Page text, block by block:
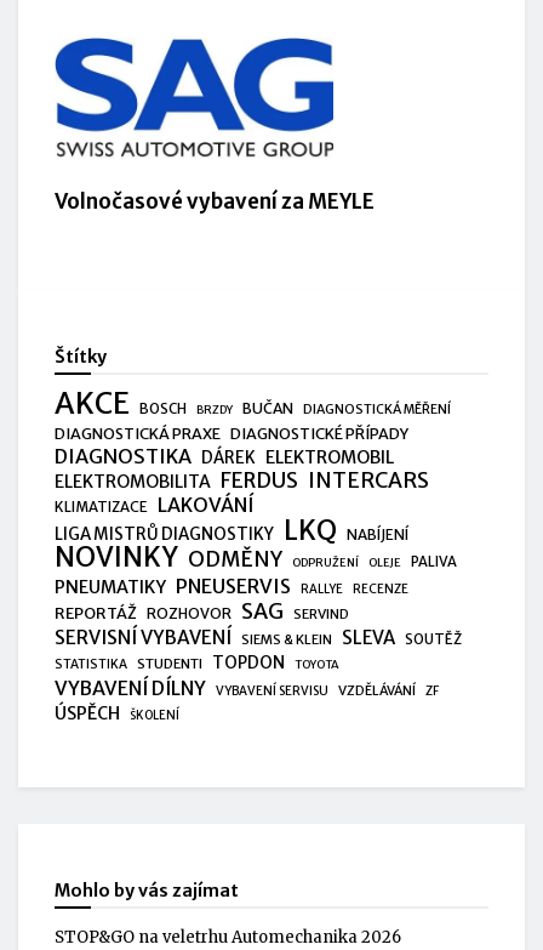
Volnočasové vybavení za MEYLE
Štítky
AKCE BOSCH BRZDY BUČAN DIAGNOSTICKÁ MĚŘENÍ
DIAGNOSTICKÁ PRAXE DIAGNOSTICKÉ PŘÍPADY
DIAGNOSTIKA DÁREK ELEKTROMOBIL
ELEKTROMOBILITA FERDUS INTERCARS
KLIMATIZACE LAKOVÁNÍ
LIGA MISTRŮ DIAGNOSTIKY LKQ NABÍJENÍ
NOVINKY ODMĚNY ODPRUŽENÍ OLEJE PALIVA
PNEUMATIKY PNEUSERVIS RALLYE RECENZE
REPORTÁŽ ROZHOVOR SAG SERVIND
SERVISNÍ VYBAVENÍ SIEMS & KLEIN SLEVA SOUTĚŽ
STATISTIKA STUDENTI TOPDON TOYOTA
VYBAVENÍ DÍLNY VYBAVENÍ SERVISU VZDĚLÁVÁNÍ ZF
ÚSPĚCH ŠKOLENÍ
Mohlo by vás zajímat
STOP&GO na veletrhu Automechanika 2026